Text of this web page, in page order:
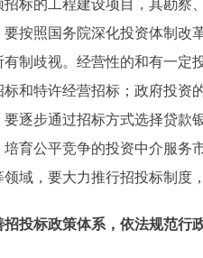
的工程建设项目，其勘察、
按照国务院深化投资体制改
制歧视。经营性的和有一定
和特许经营招标；政府投资
要逐步通过招标方式选择贷款
育公平竞争的投资中介服务
域，要大力推行招投标制度
招投标政策体系，依法规范行